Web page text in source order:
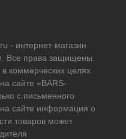
- интернет-магазин
Все права защищены.
коммерческих целях
сайте «BARS-
с письменного
сайте информация о
товаров может